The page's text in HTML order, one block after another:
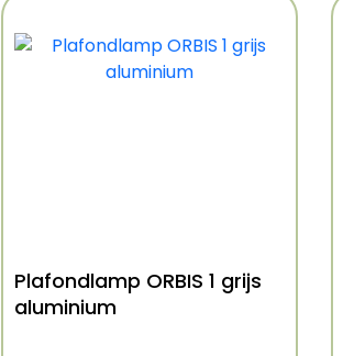
Plafondlamp ORBIS 1 grijs
aluminium